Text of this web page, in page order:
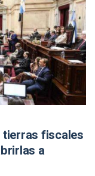
tierras fiscales
a